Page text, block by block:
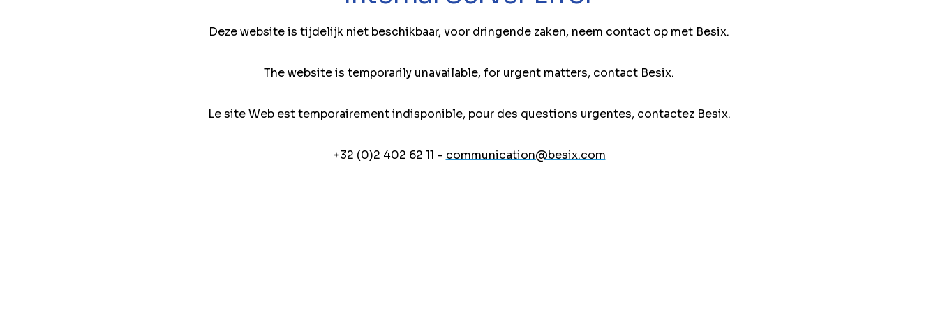
Deze website is tijdelijk niet beschikbaar, voor dringende zaken, neem contact op met Besix.
The website is temporarily unavailable, for urgent matters, contact Besix.
Le site Web est temporairement indisponible, pour des questions urgentes, contactez Besix.
+32 (0)2 402 62 11 - communication@besix.com